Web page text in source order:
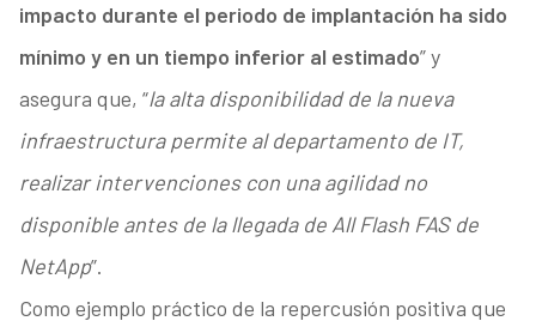
impacto durante el periodo de implantación ha sido
mínimo y en un tiempo inferior al estimado” y
asegura que, “la alta disponibilidad de la nueva
infraestructura permite al departamento de IT,
realizar intervenciones con una agilidad no
disponible antes de la llegada de All Flash FAS de
NetApp”.
Como ejemplo práctico de la repercusión positiva que